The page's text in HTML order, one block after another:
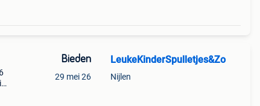
Bieden
29 mei 26
LeukeKinderSpulletjes&Zo
Nijlen